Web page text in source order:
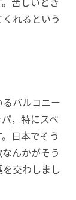
れるという
バルコニー
，特にスペ
日本でそう
んかがそう
交わしまし